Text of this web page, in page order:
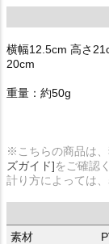
横幅12.5cm 高さ
20cm
重量：約50g
※こちらの商品は
ズガイド]をご確認
計り方によっては
素材